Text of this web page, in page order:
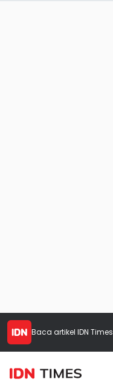
Baca artikel IDN Times